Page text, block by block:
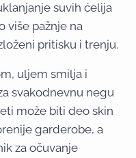
suvih ćelija
više pažnje na
pritisku i trenju.
uljem smilja i
svakodnevnu negu
može biti deo skin
garderobe, a
za očuvanje